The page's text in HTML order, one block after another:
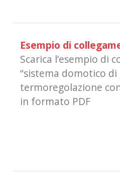
Esempio di
Scarica l’esempio di
“sistema domotico
termoregolazione
in formato PDF